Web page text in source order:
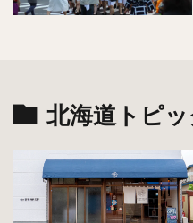
北海道トピ